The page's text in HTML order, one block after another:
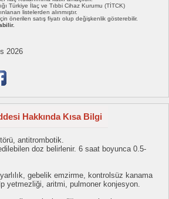
Türkiye İlaç ve Tıbbi Cihaz Kurumu (TİTCK)
listelerden alınmıştır.
önerilen satış fiyatı olup değişkenlik gösterebilir.
2026
Hakkında Kısa Bilgi
antitrombotik.
doz belirlenir. 6 saat boyunca 0.5-
gebelik emzirme, kontrolsüz kanama
yetmezliği, aritmi, pulmoner konjesyon.